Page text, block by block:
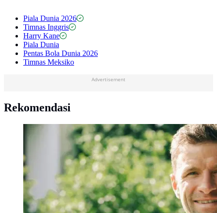
Piala Dunia 2026
Timnas Inggris
Harry Kane
Piala Dunia
Pentas Bola Dunia 2026
Timnas Meksiko
Advertisement
Rekomendasi